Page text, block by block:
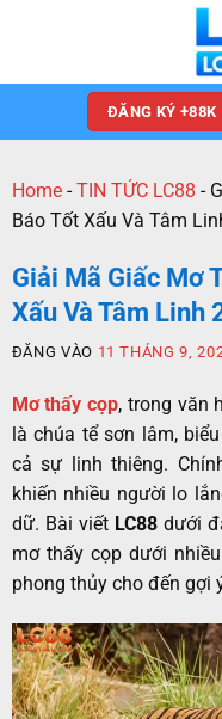
ĐĂNG KÝ +88K
Home-TIN TỨC LC88 -
Báo Tốt Xấu Và Tâm
Giải Mã Giấc Mơ
Xấu Và Tâm Linh
ĐĂNG VÀO 11 THÁNG 9,
Mơ thấy cọp, trong văn
là chúa tể sơn lâm,
cả sự linh thiêng.
khiến nhiều người lo
dữ. Bài viết LC88 dưới
mơ thấy cọp dưới
phong thủy cho đến gợi